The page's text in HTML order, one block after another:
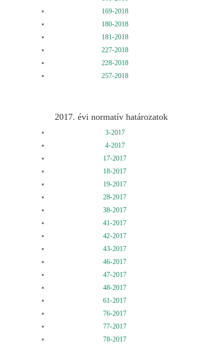
169-2018
180-2018
181-2018
227-2018
228-2018
257-2018
2017. évi normatív határozatok
3-2017
4-2017
17-2017
18-2017
19-2017
28-2017
38-2017
41-2017
42-2017
43-2017
46-2017
47-2017
48-2017
61-2017
76-2017
77-2017
78-2017